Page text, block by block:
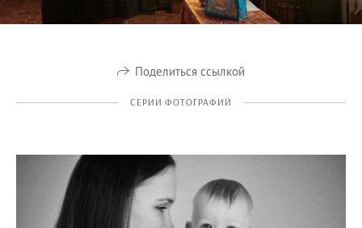
Поделиться ссылкой
СЕРИИ ФОТОГРАФИЙ